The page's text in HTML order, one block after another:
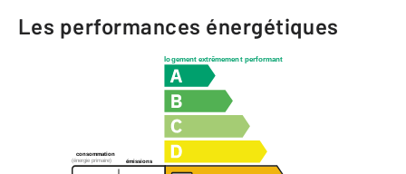
Les performances énergétiques
logement extrêmement performant
consommation
émissions
(énergie primaire)